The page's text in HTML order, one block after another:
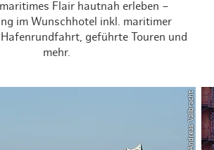
Flair hautnah erleben –
im Wunschhotel inkl. maritimer
geführte Touren und
mehr.
© Andreas Vallbracht